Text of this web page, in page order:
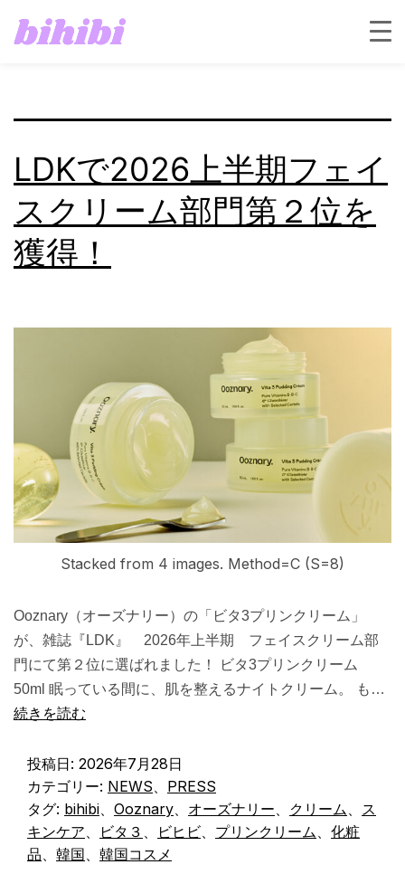
タグ:
LDKで2026上半期フェイ
スクリーム部門第２位を
獲得！
Stacked from 4 images. Method=C (S=8)
Ooznary（オーズナリー）の「ビタ3プリンクリーム」
が、雑誌『LDK』 2026年上半期 フェイスクリーム部
門にて第２位に選ばれました！ ビタ3プリンクリーム
50ml 眠っている間に、肌を整えるナイトクリーム。 も…
続きを読む
投稿日: 2026年7月28日
カテゴリー: NEWS、 PRESS
タグ: bihibi、 Ooznary、 オーズナリー、 クリーム、 ス
キンケア、 ビタ３ 、 ビヒビ、 プリンクリーム、 化粧
品、 韓国、 韓国コスメ